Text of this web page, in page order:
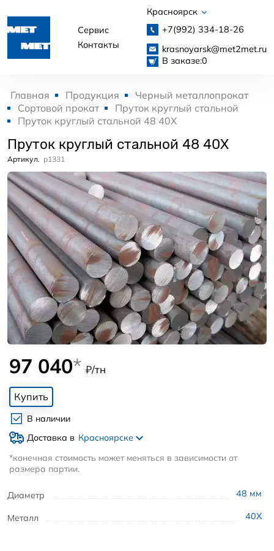
Сервис
Контакты
Красноярск
+7(992) 334-18-26
krasnoyarsk@met2met.ru
В заказе:0
Главная Продукция
Черный металлопрокат
Сортовой прокат
Пруток круглый стальной
Пруток круглый стальной 48 40Х
Пруток круглый стальной 48 40Х
Артикул. p1331
Диаметр 48 мм
Металл 40Х
97 040* ₽/тн
Купить
В наличии
Доставка в Красноярске
*конечная стоимость может меняться в зависимости от
размера партии.